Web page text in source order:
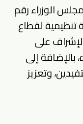
الوزراء رقم
1445هـ كجهة تنظيمية لقطاع
على
بالإضافة إلى
وتعزيز